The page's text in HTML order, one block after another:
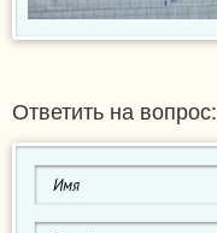
Ответить на вопрос: